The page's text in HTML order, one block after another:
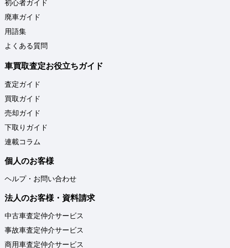
初心者ガイド
廃車ガイド
用語集
よくある質問
車買取査定お役立ちガイド
査定ガイド
買取ガイド
売却ガイド
下取りガイド
連載コラム
個人のお客様
ヘルプ・お問い合わせ
法人のお客様・資料請求
中古車査定仲介サービス
事故車査定仲介サービス
商用車査定仲介サービス